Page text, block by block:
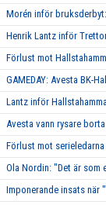
Morén inför
Henrik Lantz inför
Förlust mot
GAMEDAY: Avesta BK-
Lantz inför
Avesta vann rysare
Förlust mot serieledarna
Ola Nordin: "Det är som
Imponerande insats när